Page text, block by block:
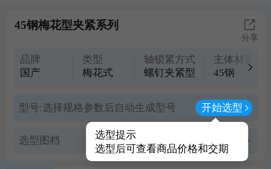
45钢梅花型夹紧系列
分享
品牌
国产
类型
梅花式
轴锁紧方式
螺钉夹紧型
主体材质
45钢
型号:选择规格参数后自动生成型号 开始选型
选型提示
选型后可查看商品价格和交期
选型图档 查看PDF图档